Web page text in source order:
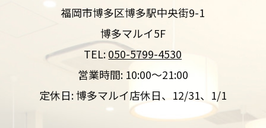
福岡市博多区博多駅中央街9-1
博多マルイ5F
TEL:050-5799-4530
営業時間: 10:00～21:00
定休日: 博多マルイ店休日、12/31、1/1